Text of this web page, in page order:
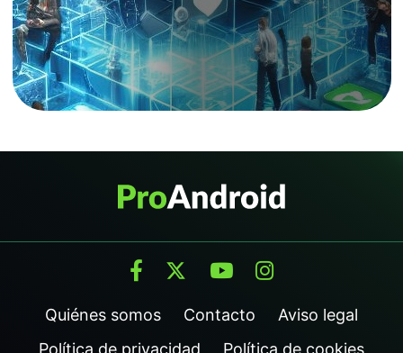
Quiénes somos Contacto
Aviso legal
Política de privacidad
Política de cookies